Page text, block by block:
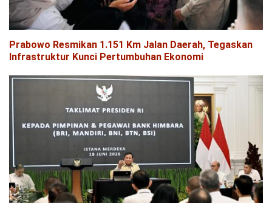
Prabowo Resmikan 1.151 Km Jalan Daerah, Tegaskan
Infrastruktur Kunci Pertumbuhan Ekonomi